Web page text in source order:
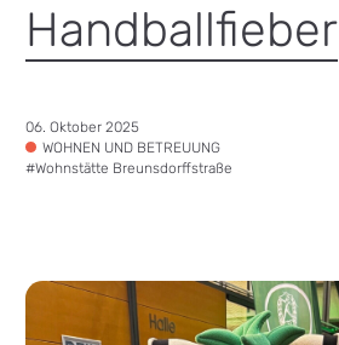
Handballfieber
Datum:
06. Oktober 2025
Tags:WOHNEN UND BETREUUNG
#Wohnstätte Breunsdorffstraße